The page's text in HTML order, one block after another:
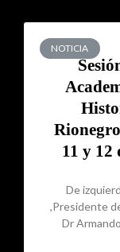
NOTICIA
11 y 12
De
,Presidente
Dr